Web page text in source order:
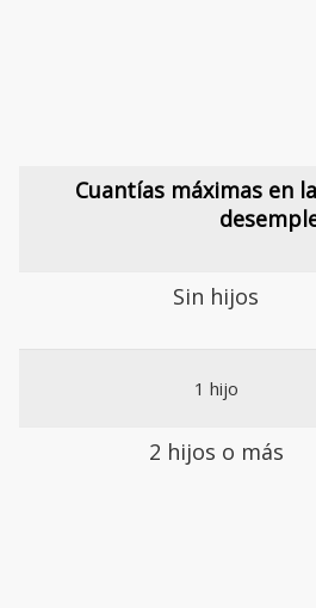
Cuantías máximas en
Sin hijos
1 hijo
2 hijos o más